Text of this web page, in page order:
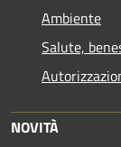
Ambiente
Salute,
NOVITÀ